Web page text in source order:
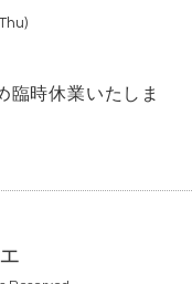
臨時休業いたしま